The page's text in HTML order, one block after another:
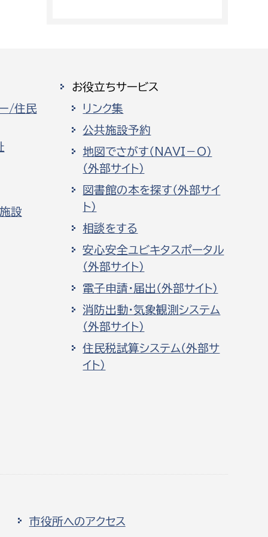
/住民
設
お役立ちサービス
リンク集
公共施設予約
地図でさがす（NAVI－O）
（外部サイト）
図書館の本を探す（外部サイ
ト）
相談をする
安心安全ユビキタスポータル
（外部サイト）
電子申請・届出（外部サイト）
消防出動・気象観測システム
（外部サイト）
住民税試算システム（外部サ
イト）
市役所へのアクセス